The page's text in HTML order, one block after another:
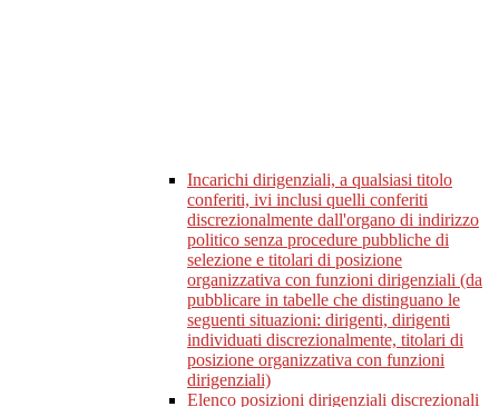
Incarichi dirigenziali, a qualsiasi titolo
conferiti, ivi inclusi quelli conferiti
discrezionalmente dall'organo di indirizzo
politico senza procedure pubbliche di
selezione e titolari di posizione
organizzativa con funzioni dirigenziali (da
pubblicare in tabelle che distinguano le
seguenti situazioni: dirigenti, dirigenti
individuati discrezionalmente, titolari di
posizione organizzativa con funzioni
dirigenziali)
Elenco posizioni dirigenziali discrezionali